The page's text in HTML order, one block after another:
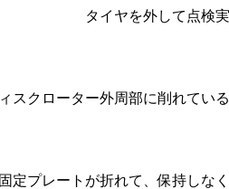
タイヤを外して点検実
スクローター外周部に削れてい
定プレートが折れて、保持しな